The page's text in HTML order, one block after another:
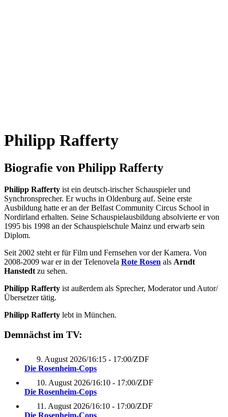
Philipp Rafferty
Biografie von Philipp Rafferty
Philipp Rafferty ist ein deutsch-irischer Schauspieler und
Synchronsprecher. Er wuchs in Oldenburg auf. Seine erste
Ausbildung hatte er an der Belfast Community Circus School in
Nordirland erhalten. Seine Schauspielausbildung absolvierte er von
1995 bis 1998 an der Schauspielschule Mainz und erwarb sein
Diplom.
Seit 2002 steht er für Film und Fernsehen vor der Kamera. Von
2008-2009 war er in der Telenovela Rote Rosen als Arndt
Hanstedt zu sehen.
Philipp Rafferty ist außerdem als Sprecher, Moderator und Autor/
Übersetzer tätig.
Philipp Rafferty lebt in München.
Demnächst im TV:
9. August 2026/16:15 - 17:00/ZDF
Die Rosenheim-Cops
10. August 2026/16:10 - 17:00/ZDF
Die Rosenheim-Cops
11. August 2026/16:10 - 17:00/ZDF